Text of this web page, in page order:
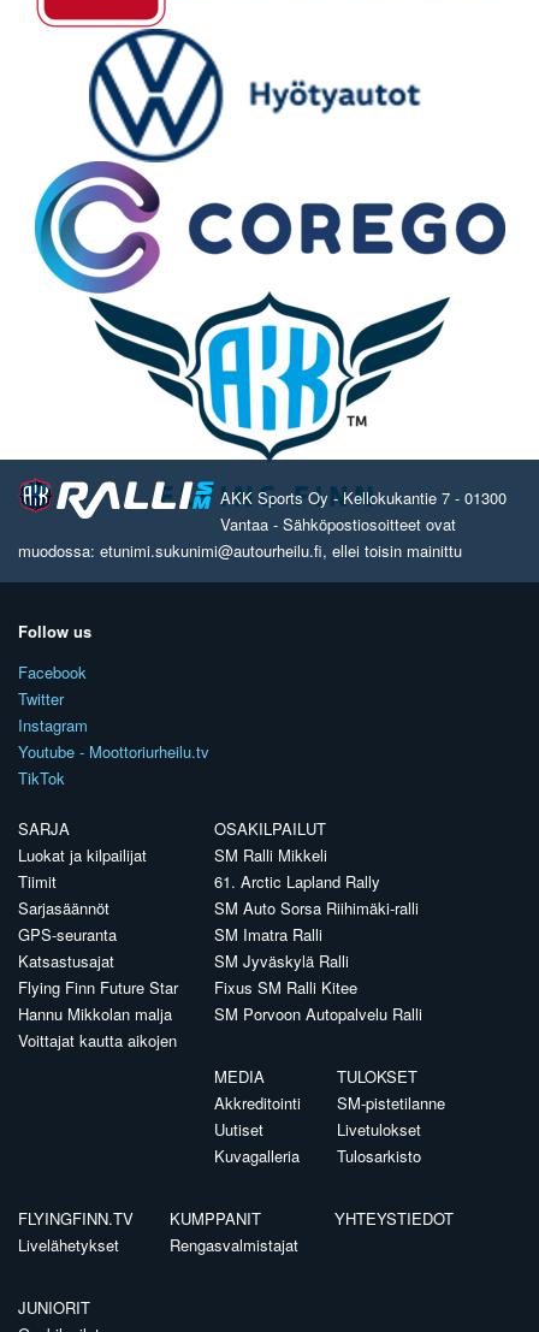
AKK Sports Oy - Kellokukantie 7 - 01300
Vantaa - Sähköpostiosoitteet ovat
muodossa: etunimi.sukunimi@autourheilu.fi, ellei toisin mainittu
Follow us
Facebook
Twitter
Instagram
Youtube - Moottoriurheilu.tv
TikTok
SARJA
Luokat ja kilpailijat
Tiimit
Sarjasäännöt
GPS-seuranta
Katsastusajat
Flying Finn Future Star
Hannu Mikkolan malja
Voittajat kautta aikojen
OSAKILPAILUT
SM Ralli Mikkeli
61. Arctic Lapland Rally
SM Auto Sorsa Riihimäki-ralli
SM Imatra Ralli
SM Jyväskylä Ralli
Fixus SM Ralli Kitee
SM Porvoon Autopalvelu Ralli
MEDIA
Akkreditointi
Uutiset
Kuvagalleria
TULOKSET
SM-pistetilanne
Livetulokset
Tulosarkisto
FLYINGFINN.TV
Livelähetykset
KUMPPANIT
Rengasvalmistajat
YHTEYSTIEDOT
JUNIORIT